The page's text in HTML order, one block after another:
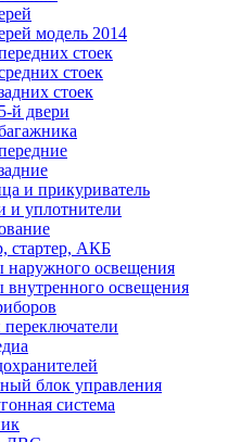
модель 2014
стоек
стоек
стоек
й двери
и прикуриватель
и уплотнители
стартер, АКБ
наружного освещения
внутренного освещения
блок управления
система